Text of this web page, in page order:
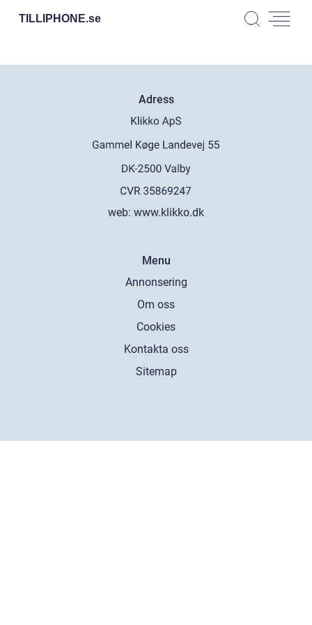
TILLIPHONE.se
Adress
web: www.klikko.dk
Menu
Annonsering
Om oss
Cookies
Kontakta oss
Sitemap